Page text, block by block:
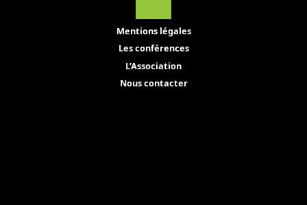
Mentions légales
Les conférences
L’Association
Nous contacter
Back
to
Top